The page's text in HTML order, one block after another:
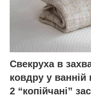
Свекруха в
ковдру у ванній
2 “копійчані”